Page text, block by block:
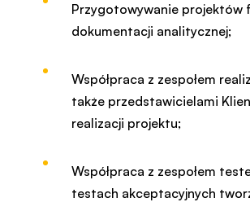
Przygotowywanie projektów
dokumentacji analitycznej;
Współpraca z zespołem
także przedstawicielami
realizacji projektu;
Współpraca z zespołem
testach akceptacyjnych